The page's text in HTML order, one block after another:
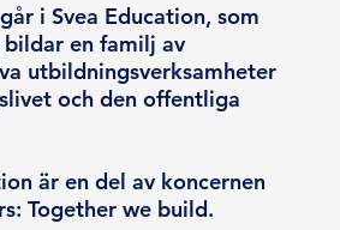
i Svea Education, som
en familj av
utbildningsverksamheter
och den offentliga
är en del av koncernen
Together we build.